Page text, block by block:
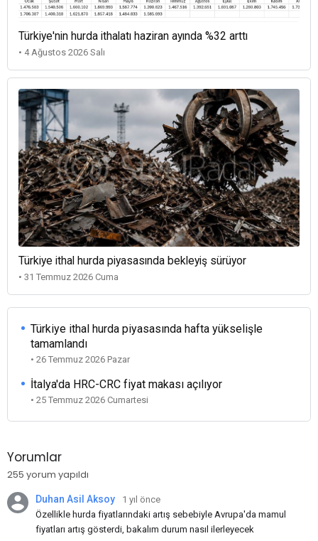
Türkiye'nin hurda ithalatı haziran ayında %32 arttı
• 4 Ağustos 2026 Salı
Türkiye ithal hurda piyasasında bekleyiş sürüyor
• 31 Temmuz 2026 Cuma
Türkiye ithal hurda piyasasında hafta yükselişle
tamamlandı
• 26 Temmuz 2026 Pazar
İtalya'da HRC-CRC fiyat makası açılıyor
• 25 Temmuz 2026 Cumartesi
Yorumlar
255 yorum yapıldı
Duhan Asil Aksoy
1 yıl önce
Özellikle hurda fiyatlarındaki artış sebebiyle Avrupa'da mamul
fiyatları artış gösterdi, bakalım durum nasıl ilerleyecek